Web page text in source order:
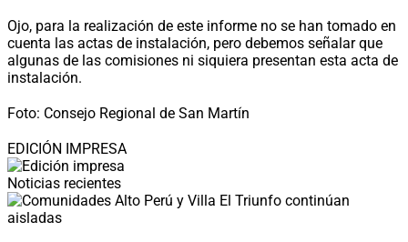
Ojo, para la realización de este informe no se han tomado en
cuenta las actas de instalación, pero debemos señalar que
algunas de las comisiones ni siquiera presentan esta acta de
instalación.
Foto: Consejo Regional de San Martín
EDICIÓN IMPRESA
Noticias recientes